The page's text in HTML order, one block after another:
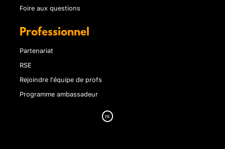
Foire aux questions
Professionnel
Partenariat
RSE
Rejoindre l'équipe de profs
Programme ambassadeur